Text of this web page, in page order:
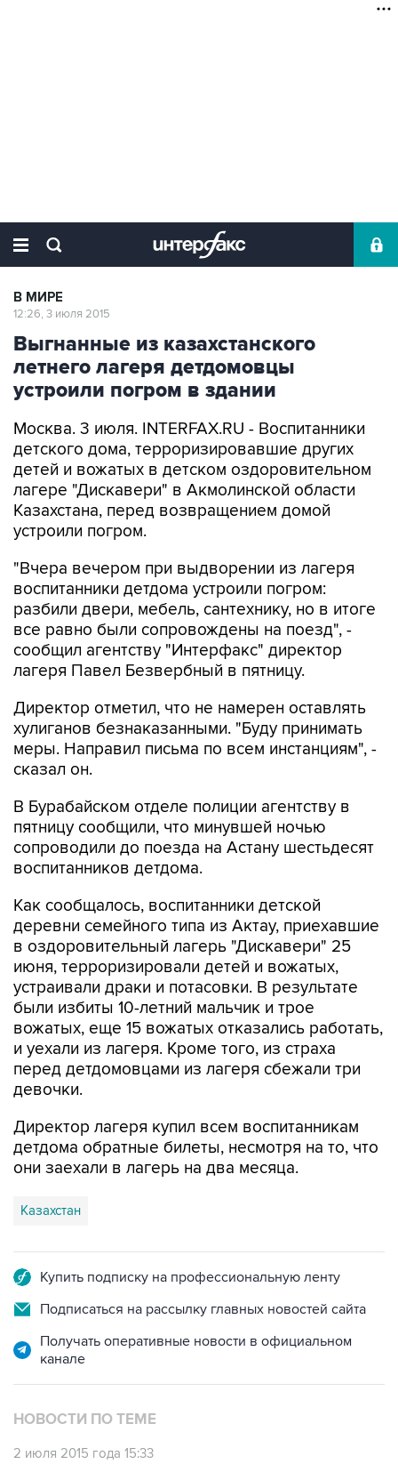
В МИРЕ
12:26, 3 июля 2015
Выгнанные из казахстанского
летнего лагеря детдомовцы
устроили погром в здании
Москва. 3 июля. INTERFAX.RU - Воспитанники
детского дома, терроризировавшие других
детей и вожатых в детском оздоровительном
лагере "Дискавери" в Акмолинской области
Казахстана, перед возвращением домой
устроили погром.
"Вчера вечером при выдворении из лагеря
воспитанники детдома устроили погром:
разбили двери, мебель, сантехнику, но в итоге
все равно были сопровождены на поезд", -
сообщил агентству "Интерфакс" директор
лагеря Павел Безвербный в пятницу.
Директор отметил, что не намерен оставлять
хулиганов безнаказанными. "Буду принимать
меры. Направил письма по всем инстанциям", -
сказал он.
В Бурабайском отделе полиции агентству в
пятницу сообщили, что минувшей ночью
сопроводили до поезда на Астану шестьдесят
воспитанников детдома.
Как сообщалось, воспитанники детской
деревни семейного типа из Актау, приехавшие
в оздоровительный лагерь "Дискавери" 25
июня, терроризировали детей и вожатых,
устраивали драки и потасовки. В результате
были избиты 10-летний мальчик и трое
вожатых, еще 15 вожатых отказались работать,
и уехали из лагеря. Кроме того, из страха
перед детдомовцами из лагеря сбежали три
девочки.
Директор лагеря купил всем воспитанникам
детдома обратные билеты, несмотря на то, что
они заехали в лагерь на два месяца.
Казахстан
Купить подписку на профессиональную ленту
Подписаться на рассылку главных новостей сайта
Получать оперативные новости в официальном
канале
НОВОСТИ ПО ТЕМЕ
2 июля 2015 года 15:33